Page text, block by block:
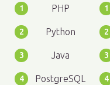
PHP
Python
Java
PostgreSQL